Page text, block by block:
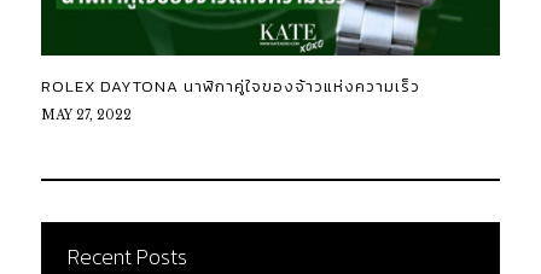
ROLEX DAYTONA นาฬิกาคู่ใจของจ้าวแห่งความเร็ว
MAY 27, 2022
Recent Posts